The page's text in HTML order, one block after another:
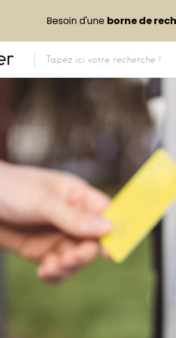
Besoin d'une borne de